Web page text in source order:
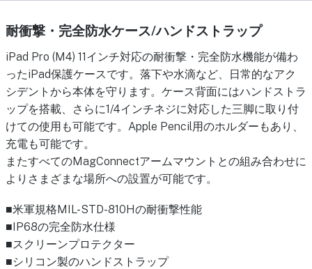
耐衝撃・完全防水ケース/ハンドストラップ
iPad Pro (M4) 11インチ対応の耐衝撃・完全防水機能が備わ
ったiPad保護ケースです。落下や水滴など、日常的なアク
シデントから本体を守ります。ケース背面にはハンドストラ
ップを搭載、さらに1/4インチネジに対応した三脚に取り付
けての使用も可能です。Apple Pencil用のホルダーもあり、
充電も可能です。
またすべてのMagConnectアームマウントとの組み合わせに
よりさまざまな場所への設置が可能です。
■米軍規格MIL-STD-810Hの耐衝撃性能
■IP68の完全防水仕様
■スクリーンプロテクター
■シリコン製のハンドストラップ